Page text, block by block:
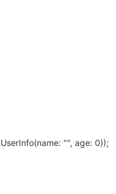
"", age: 0));